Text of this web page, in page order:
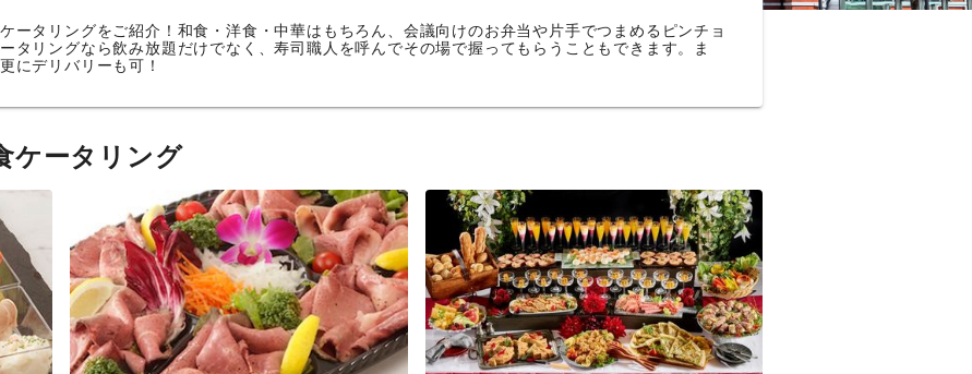
ータリングをご紹介！和食・洋食・中華はもちろん、会議向けのお弁当や片手でつまめるピンチョ
タリングなら飲み放題だけでなく、寿司職人を呼んでその場で握ってもらうこともできます。ま
にデリバリーも可！
ケータリング